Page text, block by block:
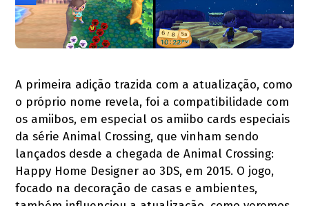
A primeira adição trazida com a atualização, como
o próprio nome revela, foi a compatibilidade com
os amiibos, em especial os amiibo cards especiais
da série Animal Crossing, que vinham sendo
lançados desde a chegada de Animal Crossing:
Happy Home Designer ao 3DS, em 2015. O jogo,
focado na decoração de casas e ambientes,